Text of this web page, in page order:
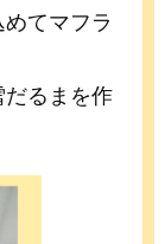
てマフラ
るまを作